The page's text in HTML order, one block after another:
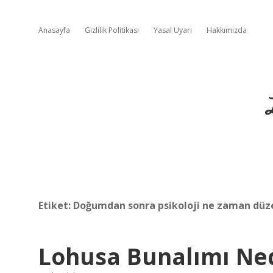
Anasayfa Gizlilik Politikası Yasal Uyarı Hakkımızda
Etiket: Doğumdan sonra psikoloji ne zaman
Lohusa Bunalımı